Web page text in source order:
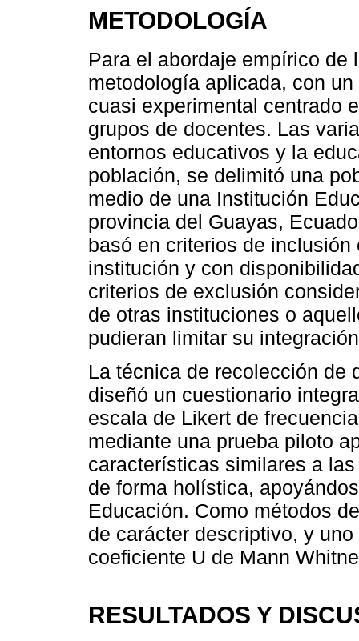
METODOLOGÍA
Para el abordaje empírico
metodología aplicada, con
cuasi experimental centrado
grupos de docentes. Las
entornos educativos y la
población, se delimitó una
medio de una Institución
provincia del Guayas,
basó en criterios de
institución y con
criterios de exclusión
de otras instituciones o
pudieran limitar su
La técnica de recolección de
diseñó un cuestionario
escala de Likert de
mediante una prueba piloto
características similares a
de forma holística,
Educación. Como métodos
de carácter descriptivo, y
coeficiente U de Mann
RESULTADOS Y